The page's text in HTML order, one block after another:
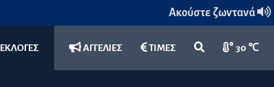
Ακούστε ζωντανά
ΕΚΛΟΓΕΣ ΑΓΓΕΛΙΕΣ ΤΙΜΕΣ 30 ℃